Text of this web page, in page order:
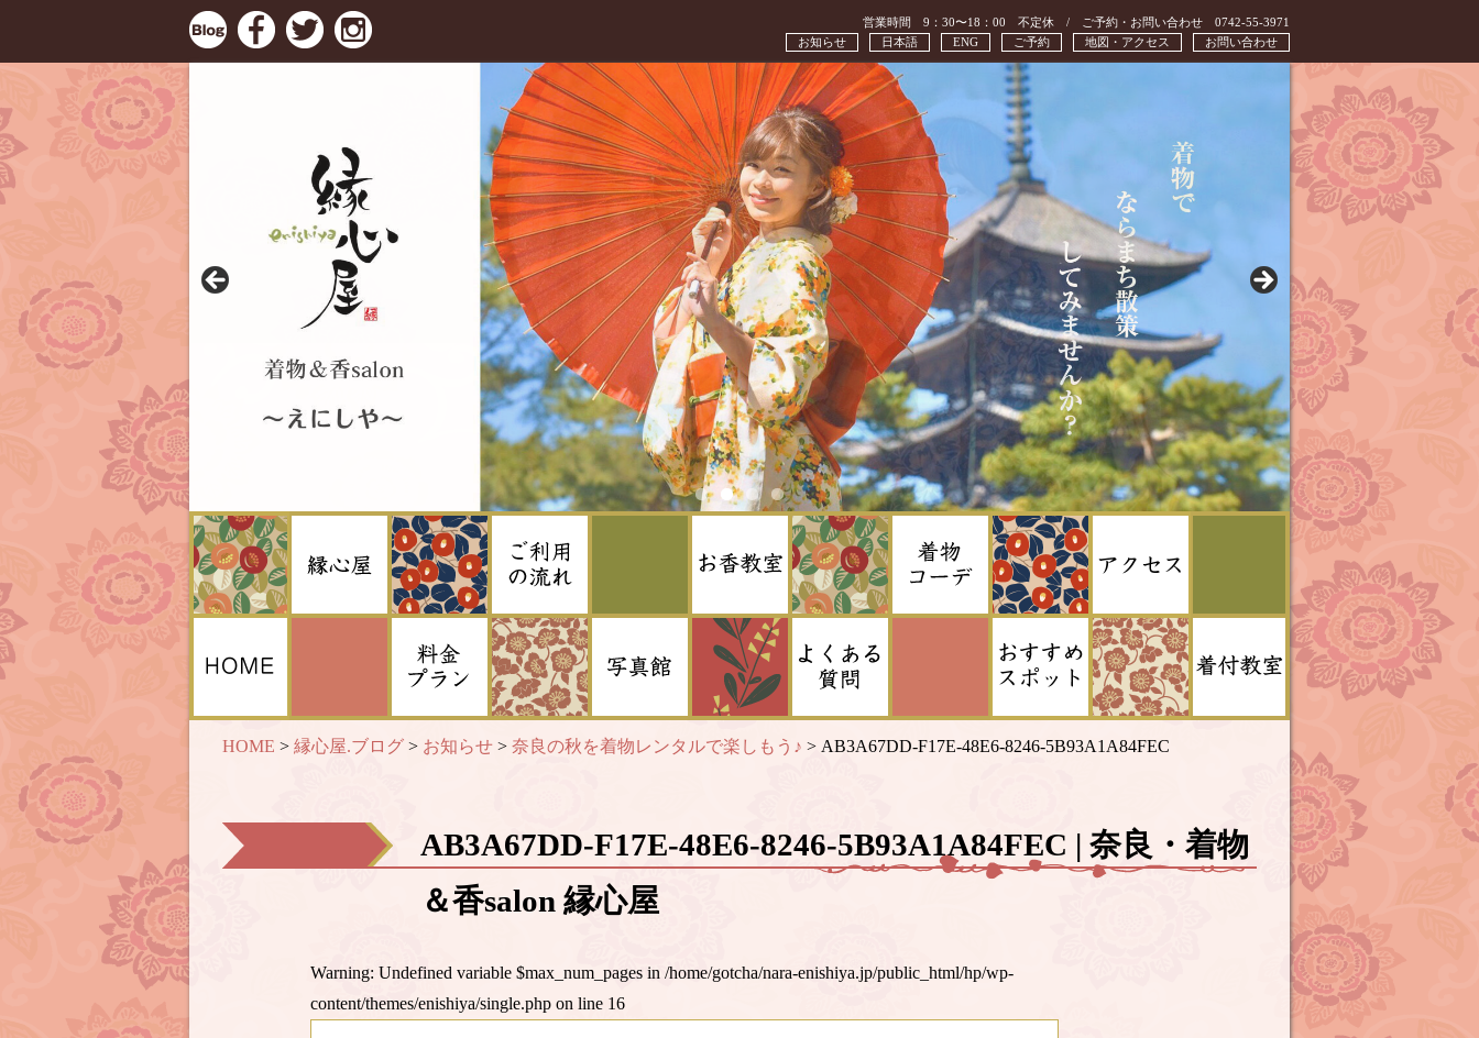
営業時間 9：30〜18：00 不定休 / ご予約・お問い合わせ 0742-55-3971
お問い合わせ
地図・アクセス
ご予約
ENG
日本語
お知らせ
HOME > 縁心屋.ブログ > お知らせ > 奈良の秋を着物レンタルで楽しもう♪ > AB3A67DD-F17E-48E6-8246-5B93A1A84FEC
AB3A67DD-F17E-48E6-8246-5B93A1A84FEC | 奈良・着物
＆香salon 縁心屋
Warning: Undefined variable $max_num_pages in /home/gotcha/nara-enishiya.jp/public_html/hp/wp-
content/themes/enishiya/single.php on line 16